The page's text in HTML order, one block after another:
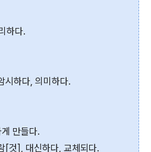
하다.
시하다, 의미하다.
만들다.
것], 대신하다, 교체되다.